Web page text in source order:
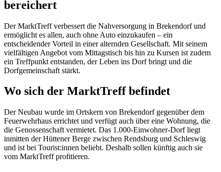
bereichert
Der MarktTreff verbessert die Nahversorgung in Brekendorf und
ermöglicht es allen, auch ohne Auto einzukaufen – ein
entscheidender Vorteil in einer alternden Gesellschaft. Mit seinem
vielfältigen Angebot vom Mittagstisch bis hin zu Kursen ist zudem
ein Treffpunkt entstanden, der Leben ins Dorf bringt und die
Dorfgemeinschaft stärkt.
Wo sich der MarktTreff befindet
Der Neubau wurde im Ortskern von Brekendorf gegenüber dem
Feuerwehrhaus errichtet und verfügt auch über eine Wohnung, die
die Genossenschaft vermietet. Das 1.000-Einwohner-Dorf liegt
inmitten der Hüttener Berge zwischen Rendsburg und Schleswig
und ist bei Tourist:innen beliebt. Deshalb sollen künftig auch sie
vom MarktTreff profitieren.